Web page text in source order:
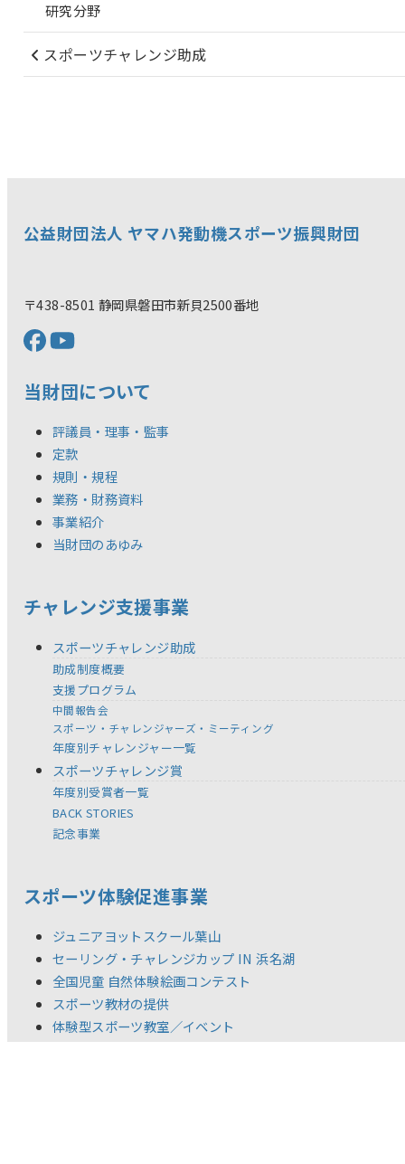
研究分野
スポーツチャレンジ助成
公益財団法人 ヤマハ発動機スポーツ振興財団
〒438-8501 静岡県磐田市新貝2500番地
当財団について
評議員・理事・監事
定款
規則・規程
業務・財務資料
事業紹介
当財団のあゆみ
チャレンジ支援事業
スポーツチャレンジ助成
助成制度概要
支援プログラム
中間報告会
スポーツ・チャレンジャーズ・ミーティング
年度別チャレンジャー一覧
スポーツチャレンジ賞
年度別受賞者一覧
BACK STORIES
記念事業
スポーツ体験促進事業
ジュニアヨットスクール葉山
セーリング・チャレンジカップ IN 浜名湖
全国児童 自然体験絵画コンテスト
スポーツ教材の提供
体験型スポーツ教室／イベント